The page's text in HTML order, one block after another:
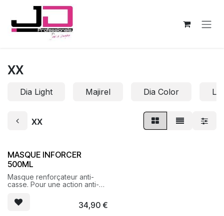
Se rendre au contenu
xx
Dia Light Majirel Dia Color
xx
MASQUE INFORCER
500ML
Masque renforçateur anti-
casse. Pour une action anti-
réduction des cassures et un
soin intense, les cheveux sont
34,90€